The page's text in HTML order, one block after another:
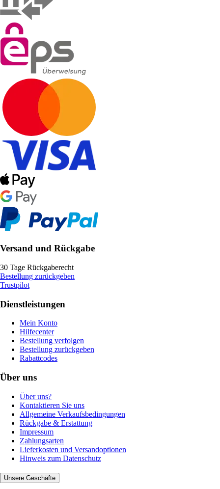
Versand und Rückgabe
30 Tage Rückgaberecht
Bestellung zurückgeben
Trustpilot
Dienstleistungen
Mein Konto
Hilfecenter
Bestellung verfolgen
Bestellung zurückgeben
Rabattcodes
Über uns
Über uns?
Kontaktieren Sie uns
Allgemeine Verkaufsbedingungen
Rückgabe & Erstattung
Impressum
Zahlungsarten
Lieferkosten und Versandoptionen
Hinweis zum Datenschutz
Unsere Geschäfte